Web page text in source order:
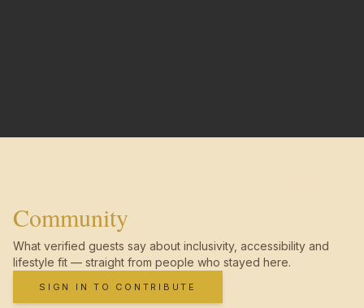
Community
What verified guests say about inclusivity, accessibility and
lifestyle fit — straight from people who stayed here.
SIGN IN TO CONTRIBUTE